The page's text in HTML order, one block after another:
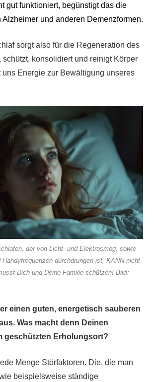
gut funktioniert, begünstigt das die
Alzheimer und anderen Demenzformen.
sorgt also für die Regeneration des
schützt, konsolidiert und reinigt Körper
uns Energie zur Bewältigung unseres
der von Licht- und Elektrosmog, sowie
durchdrungen ist, KANN nicht
Dich und Deine Familie schützen! Bild:
einen guten, energetisch sauberen
Was macht denn Deinen
geschützten Erholungsort?
Menge Störfaktoren. Die, die man
beispielsweise ständige